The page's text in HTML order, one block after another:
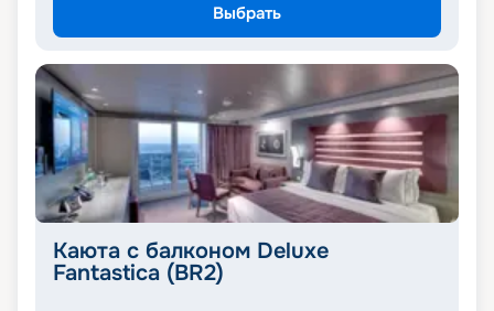
Выбрать
Каюта с балконом Deluxe
Fantastica (BR2)